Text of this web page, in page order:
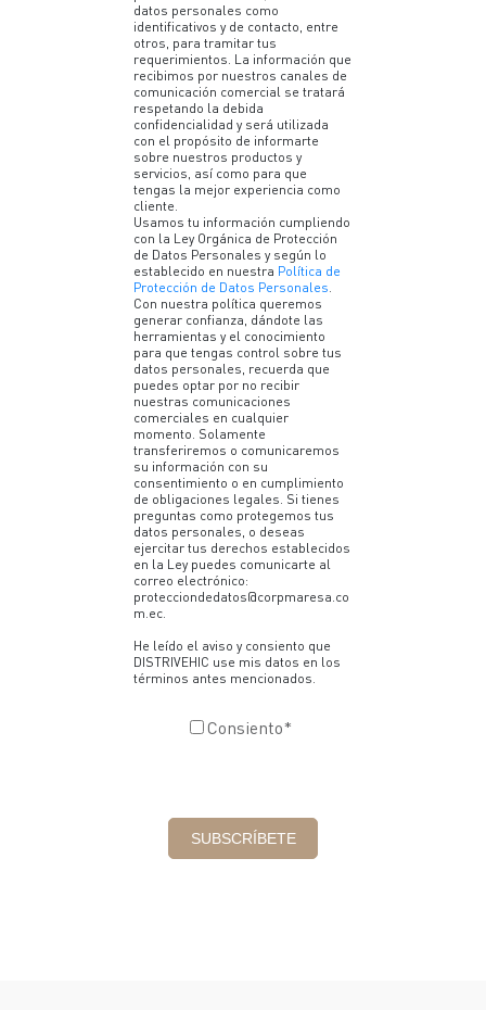
datos personales como
identificativos y de contacto, entre
otros, para tramitar tus
requerimientos. La información que
recibimos por nuestros canales de
comunicación comercial se tratará
respetando la debida
confidencialidad y será utilizada
con el propósito de informarte
sobre nuestros productos y
servicios, así como para que
tengas la mejor experiencia como
cliente.
Usamos tu información cumpliendo
con la Ley Orgánica de Protección
de Datos Personales y según lo
establecido en nuestra Política de
Protección de Datos Personales
Con nuestra política queremos
generar confianza, dándote las
herramientas y el conocimiento
para que tengas control sobre tus
datos personales, recuerda que
puedes optar por no recibir
nuestras comunicaciones
comerciales en cualquier
momento. Solamente
transferiremos o comunicaremos
su información con su
consentimiento o en cumplimiento
de obligaciones legales. Si tienes
preguntas como protegemos tus
datos personales, o deseas
ejercitar tus derechos establecidos
en la Ley puedes comunicarte al
correo electrónico:
protecciondedatos@corpmaresa.co
m.ec.
He leído el aviso y consiento que
DISTRIVEHIC use mis datos en los
términos antes mencionados.
Consiento*